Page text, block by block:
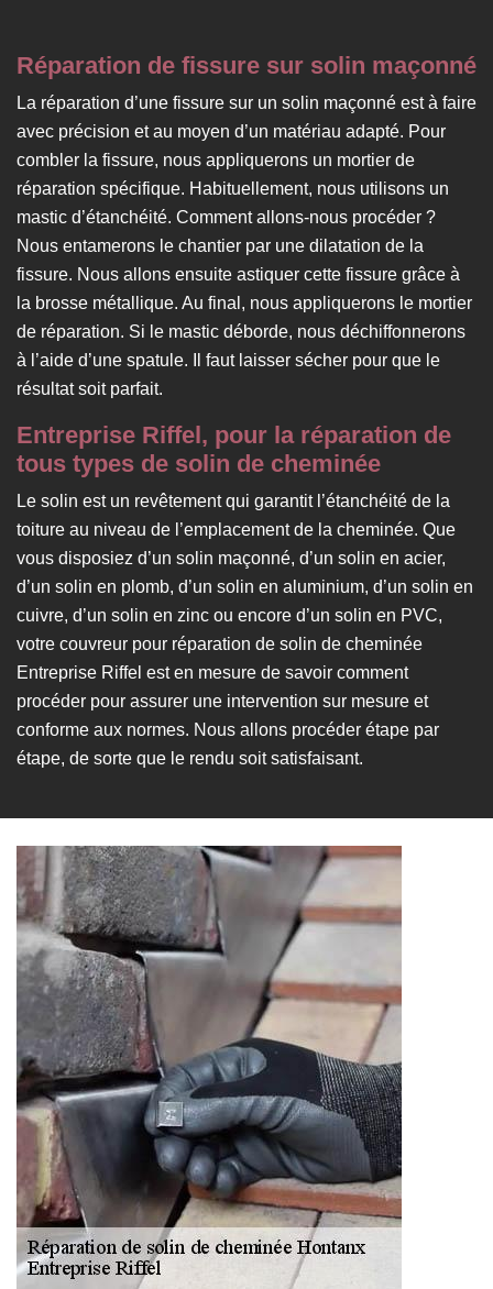
Réparation de fissure sur solin maçonné
La réparation d’une fissure sur un solin maçonné est à faire
avec précision et au moyen d’un matériau adapté. Pour
combler la fissure, nous appliquerons un mortier de
réparation spécifique. Habituellement, nous utilisons un
mastic d’étanchéité. Comment allons-nous procéder ?
Nous entamerons le chantier par une dilatation de la
fissure. Nous allons ensuite astiquer cette fissure grâce à
la brosse métallique. Au final, nous appliquerons le mortier
de réparation. Si le mastic déborde, nous déchiffonnerons
à l’aide d’une spatule. Il faut laisser sécher pour que le
résultat soit parfait.
Entreprise Riffel, pour la réparation de
tous types de solin de cheminée
Le solin est un revêtement qui garantit l’étanchéité de la
toiture au niveau de l’emplacement de la cheminée. Que
vous disposiez d’un solin maçonné, d’un solin en acier,
d’un solin en plomb, d’un solin en aluminium, d’un solin en
cuivre, d’un solin en zinc ou encore d’un solin en PVC,
votre couvreur pour réparation de solin de cheminée
Entreprise Riffel est en mesure de savoir comment
procéder pour assurer une intervention sur mesure et
conforme aux normes. Nous allons procéder étape par
étape, de sorte que le rendu soit satisfaisant.